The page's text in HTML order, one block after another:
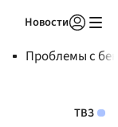
Новости
Проблемы с
ТВЗ